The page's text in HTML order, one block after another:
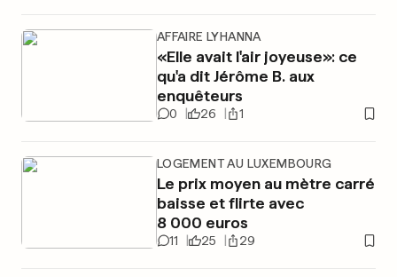
AFFAIRE LYHANNA
«Elle avait l'air joyeuse»: ce
qu'a dit Jérôme B. aux
enquêteurs
0 26 1
LOGEMENT AU LUXEMBOURG
Le prix moyen au mètre carré
baisse et flirte avec
8 000 euros
11 25 29